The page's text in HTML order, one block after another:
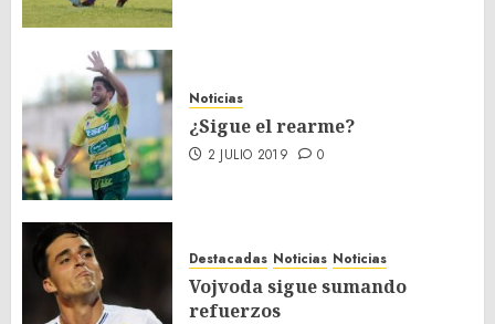
Noticias
¿Sigue el rearme?
2 JULIO 2019 0
Destacadas Noticias Noticias
Vojvoda sigue sumando
refuerzos